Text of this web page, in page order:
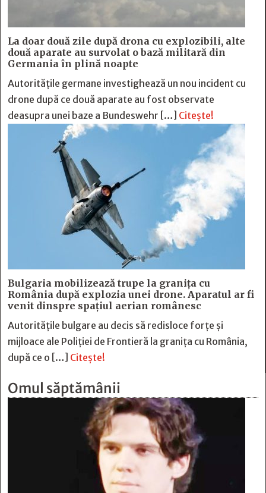
La doar două zile după drona cu explozibili, alte
două aparate au survolat o bază militară din
Germania în plină noapte
Autoritățile germane investighează un nou incident cu
drone după ce două aparate au fost observate
deasupra unei baze a Bundeswehr […] Citește!
Bulgaria mobilizează trupe la granița cu
România după explozia unei drone. Aparatul ar fi
venit dinspre spațiul aerian românesc
Autoritățile bulgare au decis să redisloce forțe și
mijloace ale Poliției de Frontieră la granița cu România,
după ce o […] Citește!
Omul săptămânii